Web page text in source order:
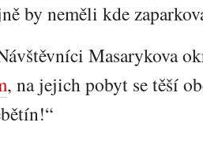
by neměli kde
Masarykova
, na jejich pobyt se těší